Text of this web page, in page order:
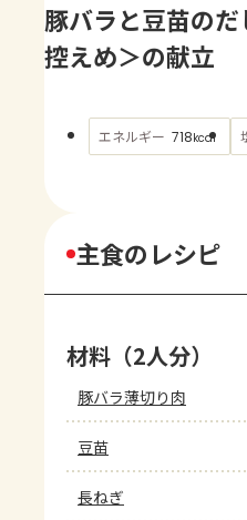
AJINOMOTO PARK とは
豚バラと豆苗の
控えめ＞の献立
エネルギー 718kcal
主食のレシピ
材料（2人分）
豚バラ薄切り肉
豆苗
長ねぎ